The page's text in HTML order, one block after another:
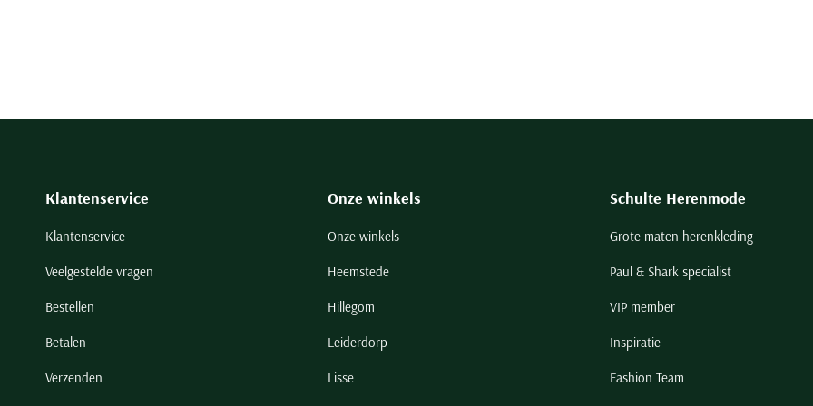
Klantenservice
Klantenservice
Veelgestelde vragen
Bestellen
Betalen
Verzenden
Onze winkels
Onze winkels
Heemstede
Hillegom
Leiderdorp
Lisse
Schulte Herenmode
Grote maten herenkleding
Paul & Shark specialist
VIP member
Inspiratie
Fashion Team